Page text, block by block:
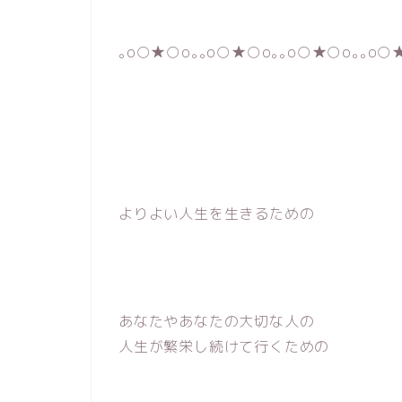
｡o○★○o｡｡o○★○o｡｡o○★○o｡｡
よりよい人生を生きるための
あなたやあなたの大切な人の
人生が繁栄し続けて行くための